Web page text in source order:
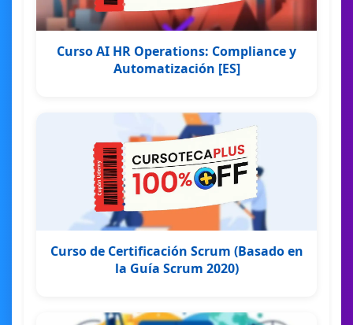
Curso AI HR Operations: Compliance y
Automatización [ES]
Curso de Certificación Scrum (Basado en
la Guía Scrum 2020)